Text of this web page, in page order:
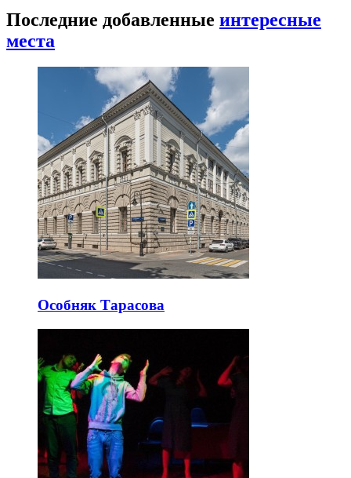
Последние добавленные интересные
места
Особняк Тарасова